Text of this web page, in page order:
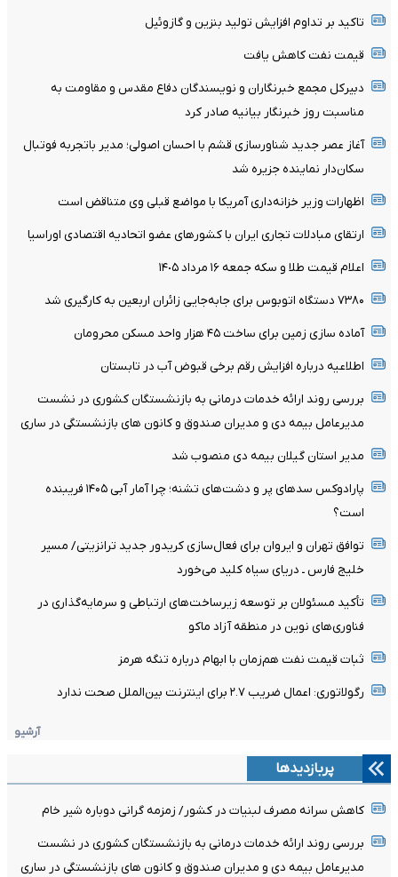
تاکید بر تداوم افزایش تولید بنزین و گازوئیل
قیمت نفت کاهش یافت
دبیرکل مجمع خبرنگاران و نویسندگان دفاع مقدس و مقاومت به
مناسبت روز خبرنگار بیانیه صادر کرد
آغاز عصر جدید شناورسازی قشم با احسان اصولی؛ مدیر باتجربه فوتبال
سکان‌دار نماینده جزیره شد
اظهارات وزیر خزانه‌داری آمریکا با مواضع قبلی وی متناقض است
ارتقای مبادلات تجاری ایران با کشورهای عضو اتحادیه اقتصادی اوراسیا
اعلام قیمت طلا و سکه جمعه ١۶ مرداد ١۴٠۵
۷۳۸۰ دستگاه اتوبوس برای جابه‌جایی زائران اربعین به‌ کارگیری شد
آماده سازی زمین برای ساخت ۴۵ هزار واحد مسکن محرومان
اطلاعیه درباره افزایش رقم برخی قبوض آب در تابستان
بررسی روند ارائه خدمات درمانی به بازنشستگان کشوری در نشست
مدیرعامل بیمه دی و مدیران صندوق و کانون های بازنشستگی در ساری
مدیر استان گیلان بیمه دی منصوب شد
پارادوکس سدهای پر و دشت‌های تشنه؛ چرا آمار آبی ۱۴۰۵ فریبنده
است؟
توافق تهران و ایروان برای فعال‌سازی کریدور جدید ترانزیتی/ مسیر
خلیج فارس ـ دریای سیاه کلید می‌خورد
تأکید مسئولان بر توسعه زیرساخت‌های ارتباطی و سرمایه‌گذاری در
فناوری‌های نوین در منطقه آزاد ماکو
ثبات قیمت نفت هم‌زمان با ابهام درباره تنگه هرمز
رگولاتوری: اعمال ضریب ۲.۷ برای اینترنت بین‌الملل صحت ندارد
آرشیو
پربازدیدها
کاهش سرانه مصرف لبنیات در کشور/ زمزمه گرانی دوباره شیر خام
بررسی روند ارائه خدمات درمانی به بازنشستگان کشوری در نشست
مدیرعامل بیمه دی و مدیران صندوق و کانون های بازنشستگی در ساری